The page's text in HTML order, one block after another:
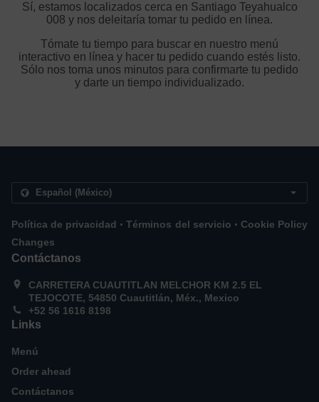
Sí, estamos localizados cerca en Santiago Teyahualco
008 y nos deleitaría tomar tu pedido en línea.
Tómate tu tiempo para buscar en nuestro menú
interactivo en línea y hacer tu pedido cuando estés listo.
Sólo nos toma unos minutos para confirmarte tu pedido
y darte un tiempo individualizado.
Política de privacidad . Términos del servicio . Cookie Policy
Changes
Contáctanos
CARRETERA CUAUTITLAN MELCHOR KM 2.5 EL
TEJOCOTE, 54850 Cuautitlán, Méx., Mexico
+52 56 1616 8198
Links
Menú
Order ahead
Contáctanos